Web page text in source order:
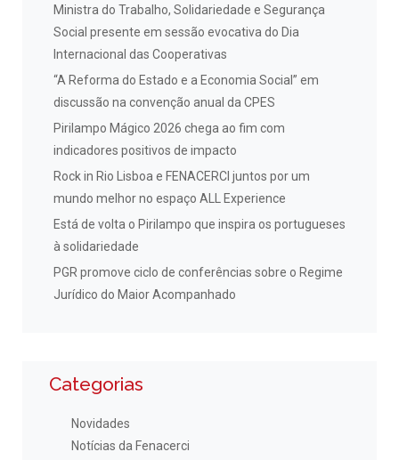
Ministra do Trabalho, Solidariedade e Segurança
Social presente em sessão evocativa do Dia
Internacional das Cooperativas
“A Reforma do Estado e a Economia Social” em
discussão na convenção anual da CPES
Pirilampo Mágico 2026 chega ao fim com
indicadores positivos de impacto
Rock in Rio Lisboa e FENACERCI juntos por um
mundo melhor no espaço ALL Experience
Está de volta o Pirilampo que inspira os portugueses
à solidariedade
PGR promove ciclo de conferências sobre o Regime
Jurídico do Maior Acompanhado
Categorias
Novidades
Notícias da Fenacerci